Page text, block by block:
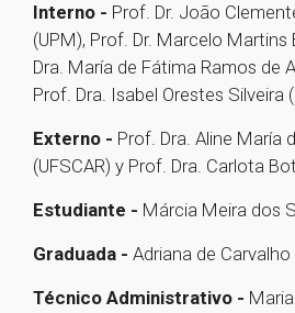
Interno - Prof. Dr. João
(UPM), Prof. Dr. Marcelo Martins
Dra. María de Fátima Ramos de
Prof. Dra. Isabel Orestes Silveira
Externo - Prof. Dra. Aline María
(UFSCAR) y Prof. Dra. Carlota
Estudiante - Márcia Meira dos
Graduada - Adriana de Carvalho
Técnico Administrativo -